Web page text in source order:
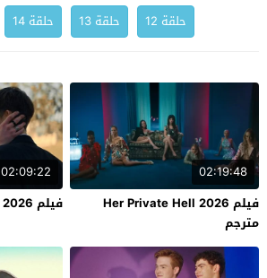
حلقة 12
حلقة 13 حلقة 14
02:19:48
فيلم Her Private Hell 2026
مترجم
02:09:22
فيلم Leviticus 2026 مترجم